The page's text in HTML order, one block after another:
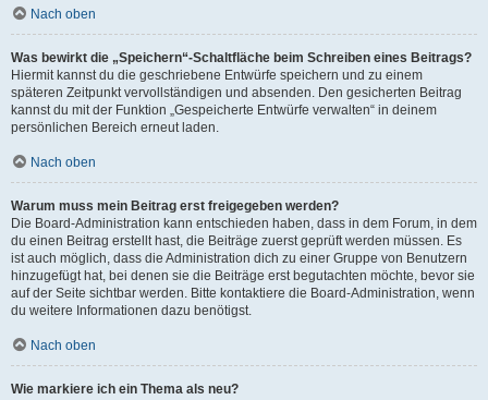
Nach oben
Was bewirkt die „Speichern“-Schaltfläche beim Schreiben eines Beitrags?
Hiermit kannst du die geschriebene Entwürfe speichern und zu einem
späteren Zeitpunkt vervollständigen und absenden. Den gesicherten Beitrag
kannst du mit der Funktion „Gespeicherte Entwürfe verwalten“ in deinem
persönlichen Bereich erneut laden.
Nach oben
Warum muss mein Beitrag erst freigegeben werden?
Die Board-Administration kann entschieden haben, dass in dem Forum, in dem
du einen Beitrag erstellt hast, die Beiträge zuerst geprüft werden müssen. Es
ist auch möglich, dass die Administration dich zu einer Gruppe von Benutzern
hinzugefügt hat, bei denen sie die Beiträge erst begutachten möchte, bevor sie
auf der Seite sichtbar werden. Bitte kontaktiere die Board-Administration, wenn
du weitere Informationen dazu benötigst.
Nach oben
Wie markiere ich ein Thema als neu?